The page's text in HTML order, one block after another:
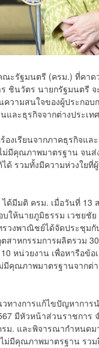
ะรัฐมนตรี (ครม.) ที่คา
นวัตร นายกรัฐมนตรี จ
วามสนใจของผู้ประกอบ
ละธุรกิจจากต่างประเท
งเรียนจากภาคธุรกิจแล
มีคุณภาพมาตรฐาน จนส่
รวมทั้งมีความห่วงใยที่
มีมติ ครม. เมื่อวันที่ 13
ให้นายภูมิธรรม เวชยชั
วงพาณิชย์ได้จัดประชุม
สาหกรรมการผลิตรวม
หน่วยงาน เพื่อหารือข้อ
คุณภาพมาตรฐานจากต่
ทางการแก้ไขปัญหากา
มีหัวหน้าส่วนราชการ
ม. และพิจารณากำหนด
มีคุณภาพมาตรฐาน รวม